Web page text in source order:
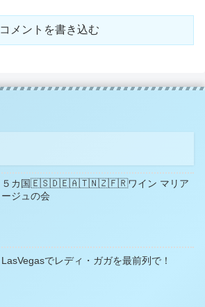
コメントを書き込む
５カ国🇪🇸🇩🇪🇦🇹🇳🇿🇫🇷ワイン マリア
ージュの会
LasVegasでレディ・ガガを最前列で！